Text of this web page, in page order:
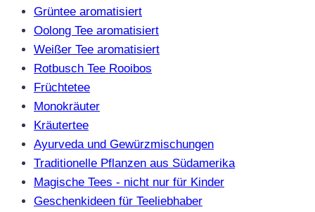
Grüntee aromatisiert
Oolong Tee aromatisiert
Weißer Tee aromatisiert
Rotbusch Tee Rooibos
Früchtetee
Monokräuter
Kräutertee
Ayurveda und Gewürzmischungen
Traditionelle Pflanzen aus Südamerika
Magische Tees - nicht nur für Kinder
Geschenkideen für Teeliebhaber